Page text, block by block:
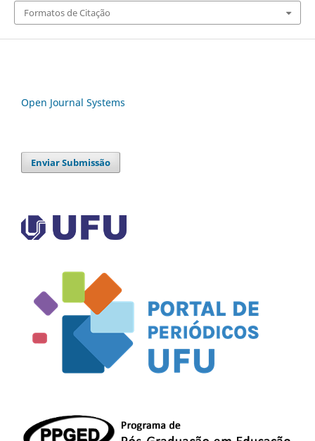
Formatos de Citação
Open Journal Systems
Enviar Submissão